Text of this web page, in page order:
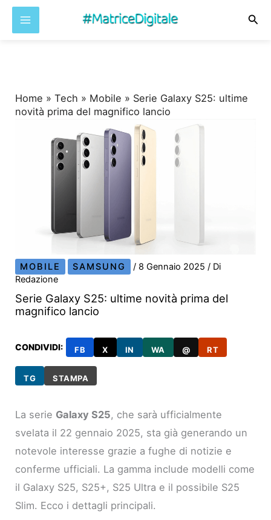
Home »Tech » Mobile » Serie Galaxy S25: ultime
novità prima del magnifico lancio
MOBILE SAMSUNG / 8 Gennaio 2025/ Di
Redazione
Serie Galaxy S25: ultime novità prima del
magnifico lancio
CONDIVIDI: FB X IN WA @ RT
TG STAMPA
La serie Galaxy S25, che sarà ufficialmente
svelata il 22 gennaio 2025, sta già generando un
notevole interesse grazie a fughe di notizie e
conferme ufficiali. La gamma include modelli come
il Galaxy S25, S25+, S25 Ultra e il possibile S25
Slim. Ecco i dettagli principali.